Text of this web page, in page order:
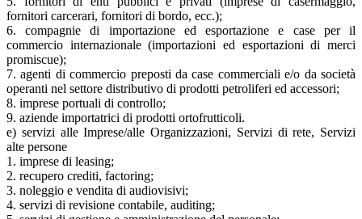
fornitori carcerari, fornitori di bordo, ecc.);
6. compagnie di importazione ed esportazione e case per il
commercio internazionale (importazioni ed esportazioni di merci
promiscue);
7. agenti di commercio preposti da case commerciali e/o da società
operanti nel settore distributivo di prodotti petroliferi ed accessori;
8. imprese portuali di controllo;
9. aziende importatrici di prodotti ortofrutticoli.
e) servizi alle Imprese/alle Organizzazioni, Servizi di rete, Servizi
alte persone
1. imprese di leasing;
2. recupero crediti, factoring;
3. noleggio e vendita di audiovisivi;
4. servizi di revisione contabile, auditing;